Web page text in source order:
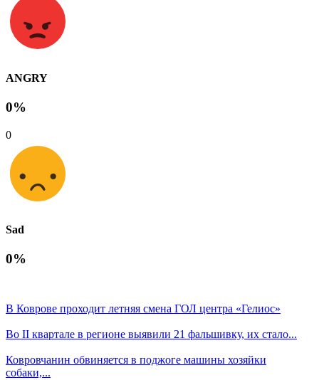
ANGRY
0%
0
Sad
0%
В Коврове проходит летняя смена ГОЛ центра «Гелиос»
Во II квартале в регионе выявили 21 фальшивку, их стало...
Ковровчанин обвиняется в поджоге машины хозяйки
собаки,...